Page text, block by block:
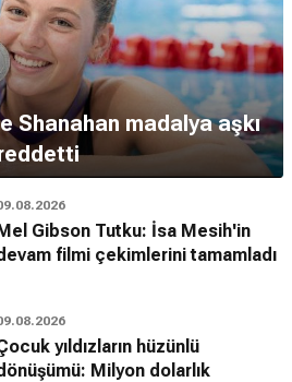
Shanahan madalya aşkı
Gibson Tutku: İsa Mesih'in
filmi çekimlerini tamamladı
yıldızların hüzünlü
Milyon dolarlık